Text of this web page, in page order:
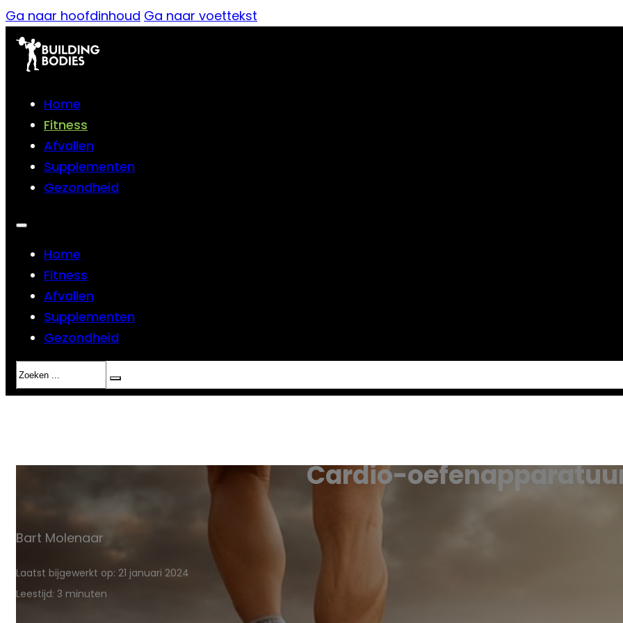
Ga naar hoofdinhoud Ga naar voettekst
Home
Fitness
Afvallen
Supplementen
Gezondheid
Home
Fitness
Afvallen
Supplementen
Gezondheid
Zoeken
Cardio-
Bart Molenaar
Laatst bijgewerkt op: 21 januari 2024
Leestijd: 3 minuten